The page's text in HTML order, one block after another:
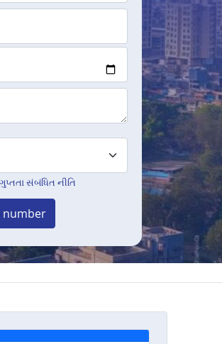
ગુપ્તતા સંબંધિત નીતિ
number